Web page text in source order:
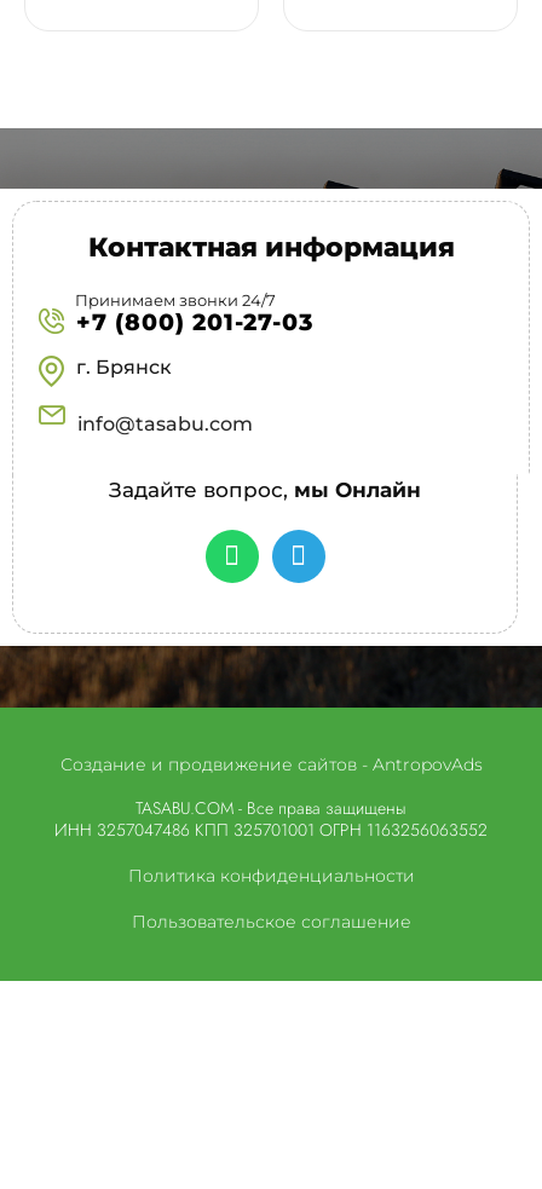
Контактная информация
Принимаем звонки 24/7
+7 (800) 201-27-03
г. Брянск
info@tasabu.com
Задайте вопрос, мы Онлайн
Создание и продвижение сайтов - AntropovAds
TASABU.COM - Все права защищены
ИНН 3257047486 КПП 325701001 ОГРН 1163256063552
Политика конфиденциальности
Пользовательское соглашение